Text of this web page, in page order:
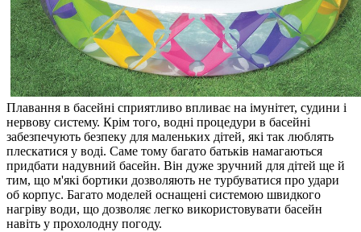
Плавання в басейні сприятливо впливає на імунітет, судини і
нервову систему. Крім того, водні процедури в басейні
забезпечують безпеку для маленьких дітей, які так люблять
плескатися у воді. Саме тому багато батьків намагаються
придбати надувний басейн. Він дуже зручний для дітей ще й
тим, що м'які бортики дозволяють не турбуватися про удари
об корпус. Багато моделей оснащені системою швидкого
нагріву води, що дозволяє легко використовувати басейн
навіть у прохолодну погоду.